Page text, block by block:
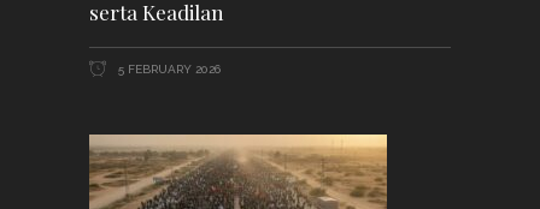
serta Keadilan
5 FEBRUARY 2026